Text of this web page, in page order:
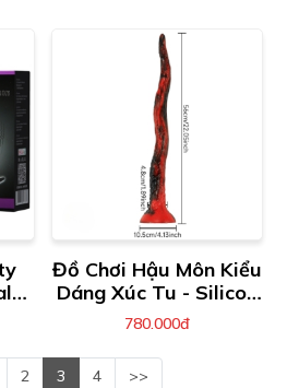
Đồ Chơi Hậu Môn Kiểu
Dáng Xúc Tu - Silicon
Mềm Mại
780.000đ
2 3 4 >>